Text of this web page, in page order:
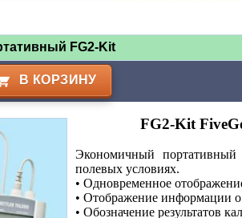
FG2-Kit
В КОРЗИНУ
FG2-Kit
Экономичный портативный
полевых условиях.
• Одновременное
• Отображение информации о
• Обозначение результатов